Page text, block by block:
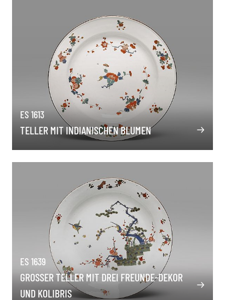
ES 1613
TELLER MIT INDIANISCHEN BLUMEN
ES 1639
GROSSER TELLER MIT DREI FREUNDE-DEKOR U
ND KOLIBRIS